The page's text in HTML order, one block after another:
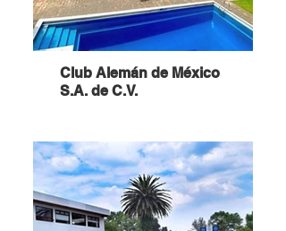
Club Alemán de México
S.A. de C.V.